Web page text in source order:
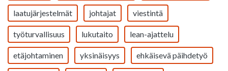
laatujärjestelmät johtajat viestintä
työturvallisuus lukutaito lean-ajattelu
etäjohtaminen yksinäisyys ehkäisevä päihdetyö